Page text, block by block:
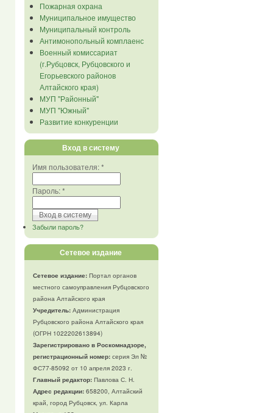
Пожарная охрана
Муниципальное имущество
Муниципальный контроль
Антимонопольный комплаенс
Военный комиссариат
(г.Рубцовск, Рубцовского и
Егорьевского районов
Алтайского края)
МУП "Районный"
МУП "Южный"
Развитие конкуренции
Вход в систему
Имя пользователя:*
Пароль:*
Забыли пароль?
Сетевое издание
Сетевое издание:Портал органов
местного самоуправления Рубцовского
района Алтайского края
Учредитель:Администрация
Рубцовского района Алтайского края
(ОГРН 1022202613894)
Зарегистрировано в Роскомнадзоре,
регистрационный номер:серия Эл №
ФС77-85092 от 10 апреля 2023 г.
Главный редактор:Павлова С. Н.
Адрес редакции:658200, Алтайский
край, город Рубцовск, ул. Карла